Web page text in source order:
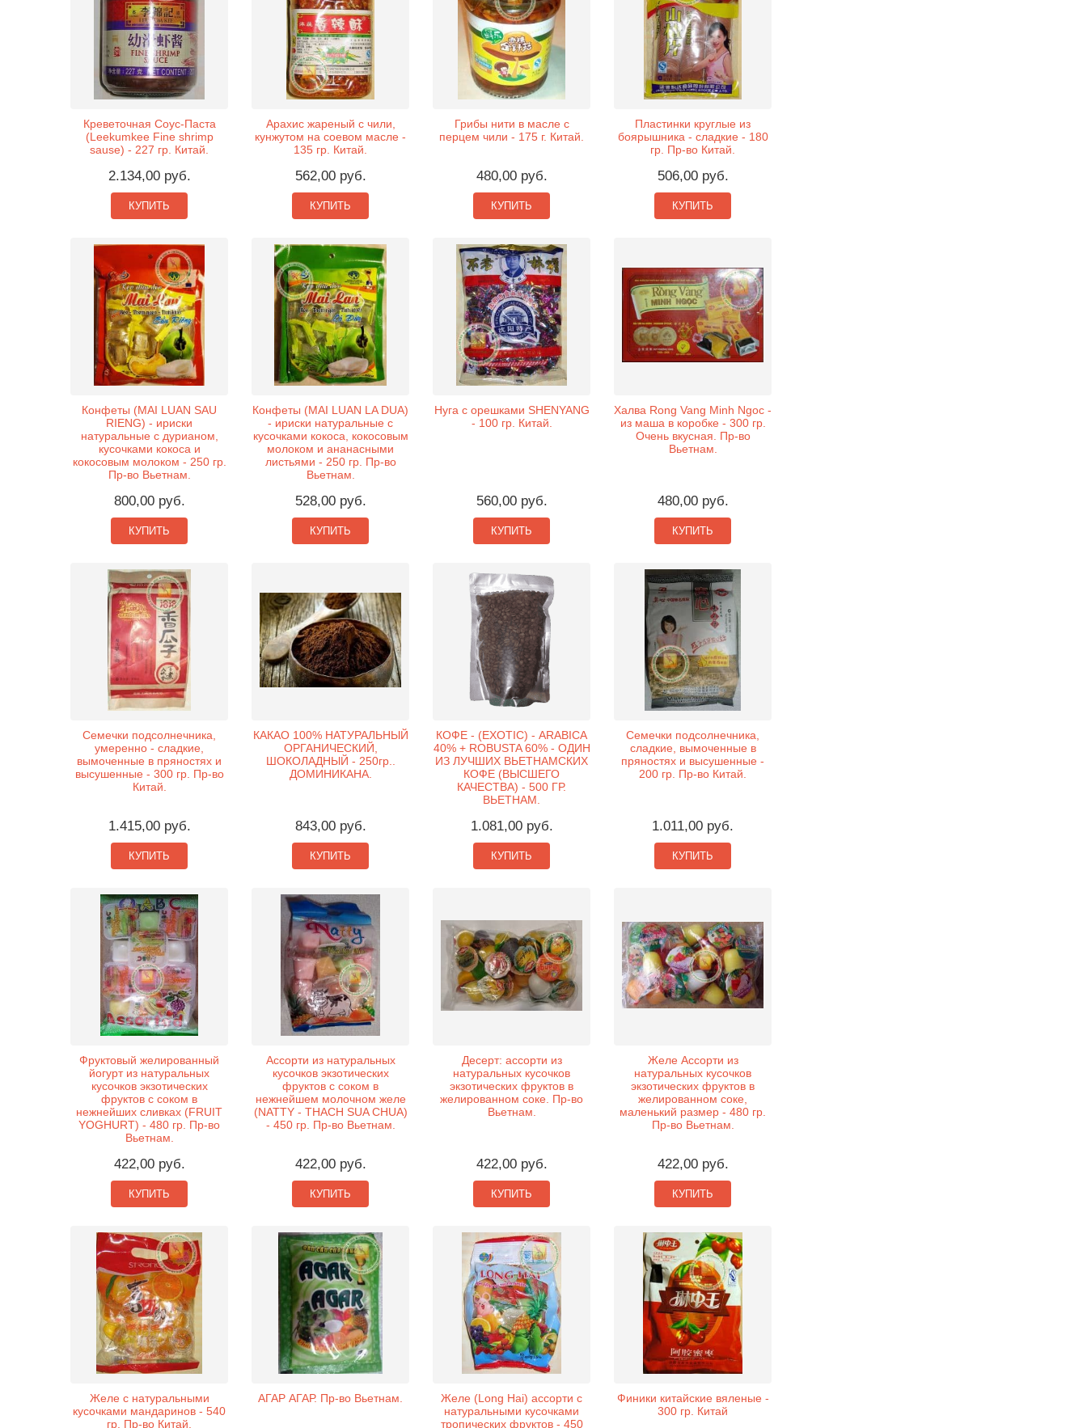
Креветочная Соус-Паста
(Leekumkee Fine shrimp
sause) - 227 гр. Китай.
2.134,00 руб.
КУПИТЬ
Арахис жареный с чили,
кунжутом на соевом масле -
135 гр. Китай.
562,00 руб.
КУПИТЬ
Грибы нити в масле с
перцем чили - 175 г. Китай.
480,00 руб.
КУПИТЬ
Пластинки круглые из
боярышника - сладкие - 180
гр. Пр-во Китай.
506,00 руб.
КУПИТЬ
Конфеты (MAI LUAN SAU
RIENG) - ириски
натуральные с дурианом,
кусочками кокоса и
кокосовым молоком - 250 гр.
Пр-во Вьетнам.
800,00 руб.
КУПИТЬ
Конфеты (MAI LUAN LA DUA)
- ириски натуральные с
кусочками кокоса, кокосовым
молоком и ананасными
листьями - 250 гр. Пр-во
Вьетнам.
528,00 руб.
КУПИТЬ
Нуга с орешками SHENYANG
- 100 гр. Китай.
560,00 руб.
КУПИТЬ
Халва Rong Vang Minh Ngoc -
из маша в коробке - 300 гр.
Очень вкусная. Пр-во
Вьетнам.
480,00 руб.
КУПИТЬ
Семечки подсолнечника,
умеренно - сладкие,
вымоченные в пряностях и
высушенные - 300 гр. Пр-во
Китай.
1.415,00 руб.
КУПИТЬ
КАКАО 100% НАТУРАЛЬНЫЙ
ОРГАНИЧЕСКИЙ,
ШОКОЛАДНЫЙ - 250гр..
ДОМИНИКАНА.
843,00 руб.
КУПИТЬ
КОФЕ - (EXOTIC) - ARABICA
40% + ROBUSTA 60% - ОДИН
ИЗ ЛУЧШИХ ВЬЕТНАМСКИХ
КОФЕ (ВЫСШЕГО
КАЧЕСТВА) - 500 ГР.
ВЬЕТНАМ.
1.081,00 руб.
КУПИТЬ
Семечки подсолнечника,
сладкие, вымоченные в
пряностях и высушенные -
200 гр. Пр-во Китай.
1.011,00 руб.
КУПИТЬ
Фруктовый желированный
йогурт из натуральных
кусочков экзотических
фруктов с соком в
нежнейших сливках (FRUIT
YOGHURT) - 480 гр. Пр-во
Вьетнам.
422,00 руб.
КУПИТЬ
Ассорти из натуральных
кусочков экзотических
фруктов с соком в
нежнейшем молочном желе
(NATTY - THACH SUA CHUA)
- 450 гр. Пр-во Вьетнам.
422,00 руб.
КУПИТЬ
Десерт: ассорти из
натуральных кусочков
экзотических фруктов в
желированном соке. Пр-во
Вьетнам.
422,00 руб.
КУПИТЬ
Желе Ассорти из
натуральных кусочков
экзотических фруктов в
желированном соке,
маленький размер - 480 гр.
Пр-во Вьетнам.
422,00 руб.
КУПИТЬ
Желе с натуральными
кусочками мандаринов - 540
гр. Пр-во Китай.
АГАР АГАР. Пр-во Вьетнам.
Желе (Long Hai) ассорти с
натуральными кусочками
тропических фруктов - 450
Финики китайские вяленые -
300 гр. Китай